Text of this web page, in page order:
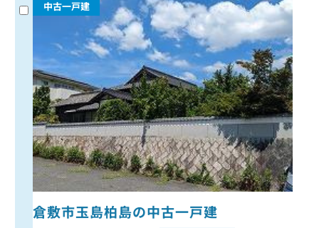
中古一戸建
倉敷市玉島柏島の中古一戸建